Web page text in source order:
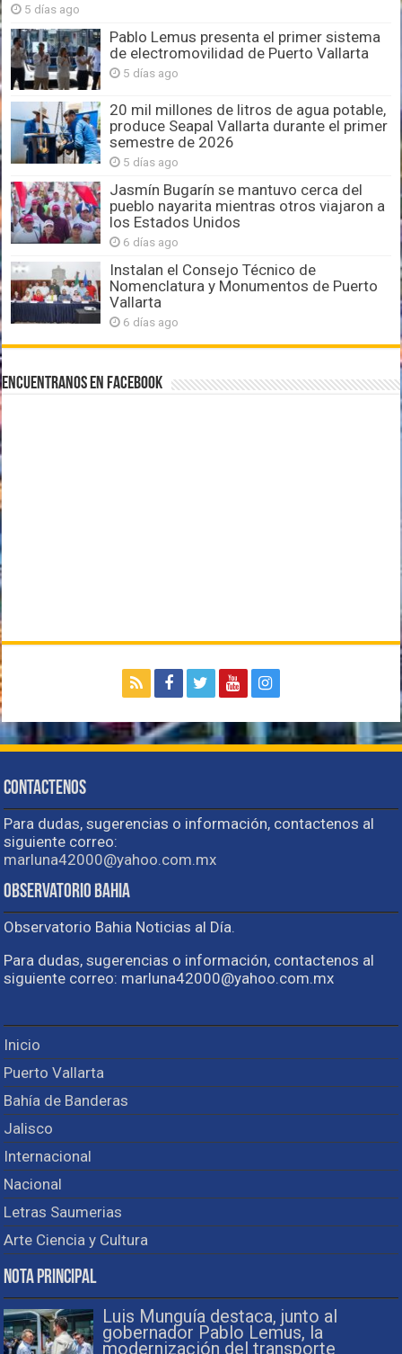
5 días ago
Pablo Lemus presenta el primer sistema
de electromovilidad de Puerto Vallarta
5 días ago
20 mil millones de litros de agua potable,
produce Seapal Vallarta durante el primer
semestre de 2026
5 días ago
Jasmín Bugarín se mantuvo cerca del
pueblo nayarita mientras otros viajaron a
los Estados Unidos
6 días ago
Instalan el Consejo Técnico de
Nomenclatura y Monumentos de Puerto
Vallarta
6 días ago
Encuentranos en Facebook
Contactenos
Para dudas, sugerencias o información, contactenos al
siguiente correo:
marluna42000@yahoo.com.mx
Observatorio Bahia
Observatorio Bahia Noticias al Día.
Para dudas, sugerencias o información, contactenos al
siguiente correo: marluna42000@yahoo.com.mx
Inicio
Puerto Vallarta
Bahía de Banderas
Jalisco
Internacional
Nacional
Letras Saumerias
Arte Ciencia y Cultura
Nota Principal
Luis Munguía destaca, junto al
gobernador Pablo Lemus, la
modernización del transporte